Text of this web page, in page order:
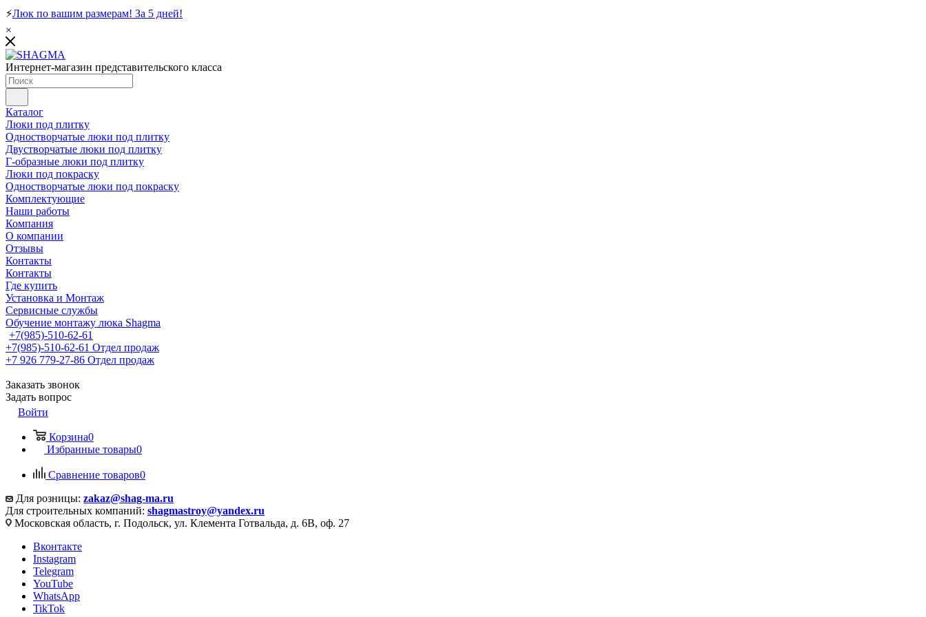
⚡Люк по вашим размерам! За 5 дней!
×
Интернет-магазин представительского класса
Каталог
Люки под плитку
Одностворчатые люки под плитку
Двустворчатые люки под плитку
Г-образные люки под плитку
Люки под покраску
Одностворчатые люки под покраску
Комплектующие
Наши работы
Компания
О компании
Отзывы
Контакты
Контакты
Где купить
Установка и Монтаж
Сервисные службы
Обучение монтажу люка Shagma
+7(985)-510-62-61
+7(985)-510-62-61 Отдел продаж
‪+7 926 779-27-86‬ Отдел продаж
Заказать звонок
Задать вопрос
Войти
Корзина0
Избранные товары0
Сравнение товаров0
Для розницы: zakaz@shag-ma.ru
Для строительных компаний: shagmastroy@yandex.ru
Московская область, г. Подольск, ул. Клемента Готвальда, д. 6В, оф. 27
Вконтакте
Instagram
Telegram
YouTube
WhatsApp
TikTok